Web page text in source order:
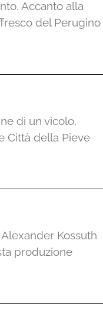
Accanto alla
del Perugino
di un vicolo,
Città della Pieve
Kossuth
produzione